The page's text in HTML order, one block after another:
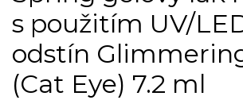
s použitím UV/
odstín
(Cat Eye) 7.2 ml